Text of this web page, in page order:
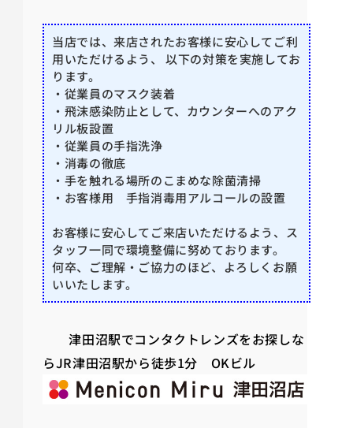
当店では、来店されたお客様に安心してご利
用いただけるよう、 以下の対策を実施してお
ります。
・従業員のマスク装着
・飛沫感染防止として、カウンターへのアク
リル板設置
・従業員の手指洗浄
・消毒の徹底
・手を触れる場所のこまめな除菌清掃
・お客様用 手指消毒用アルコールの設置
お客様に安心してご来店いただけるよう、ス
タッフ一同で環境整備に努めております。
何卒、ご理解・ご協力のほど、よろしくお願
いいたします。
津田沼駅でコンタクトレンズをお探しな
らJR津田沼駅から徒歩1分 OKビル